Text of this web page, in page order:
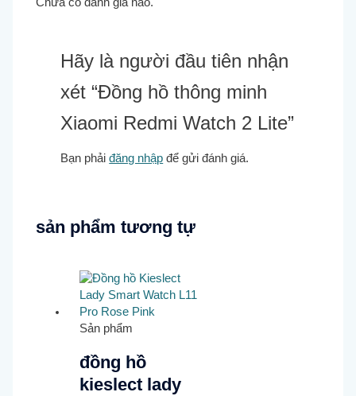
Hãy là người đầu tiên nhận
xét “Đồng hồ thông minh
Xiaomi Redmi Watch 2 Lite”
Bạn phảiđăng nhập để gửi đánh giá.
sản phẩm tương tự
Sản phẩm
đồng hồ
kieslect lady